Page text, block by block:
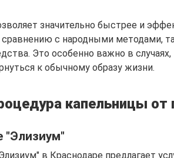
значительно быстрее и
с народными методами,
Это особенно важно в
к обычному образу жизни.
капельницы от
"Элизиум"
в Краснодаре предлагает